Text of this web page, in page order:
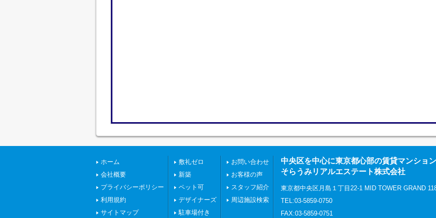
ホーム
会社概要
プライバシーポリシー
利用規約
サイトマップ
敷礼ゼロ
新築
ペット可
デザイナーズ
駐車場付き
お問い合わせ
お客様の声
スタッフ紹介
周辺施設検索
中央区を中心に東京都心部の賃貸マンショ
そらうみリアルエステート株式会社
東京都中央区月島１丁目22-1 MID TOWER GRAND
TEL:03-5859-0750
FAX:03-5859-0751